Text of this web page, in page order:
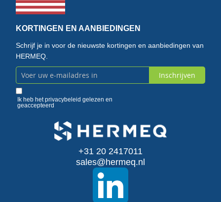
KORTINGEN EN AANBIEDINGEN
Schrijf je in voor de nieuwste kortingen en aanbiedingen van
HERMEQ.
Abonneer
u
Inschrijven
Ik heb hetprivacybeleid gelezen en
geaccepteerd
+31 20 2417011
sales@hermeq.nl